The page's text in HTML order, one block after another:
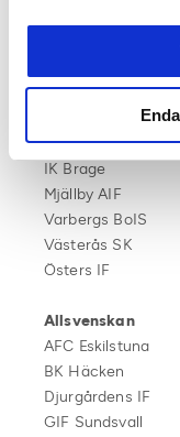
London.
Årets Sports
Nominerade
Superettan
IK Brage
Mjällby AIF
Varbergs BoIS
Västerås SK
Östers IF
Allsvenskan
AFC Eskilstuna
BK Häcken
Djurgårdens IF
GIF Sundsvall